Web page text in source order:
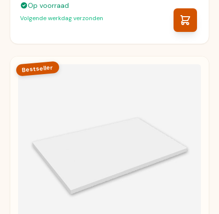
Op voorraad
Volgende werkdag verzonden
Bestseller